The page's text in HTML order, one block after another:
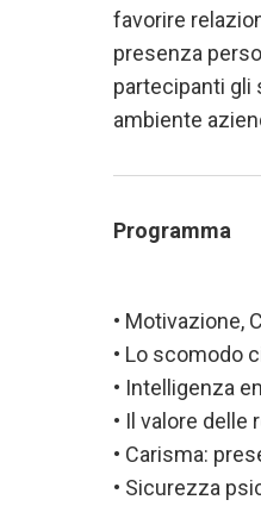
favorire
presenza
partecipanti gli
ambiente
Programma
• Motivazione,
• Lo scomodo
• Intelligenza
• Il valore
• Carisma:
• Sicurezza